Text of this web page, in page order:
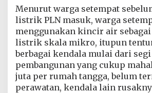
Menurut warga setempat
listrik PLN masuk, warga
menggunakan kincir air
listrik skala mikro, itupun
berbagai kendala mulai dari segi
pembangunan yang cukup
juta per rumah tangga, belum
perawatan, kendala lain